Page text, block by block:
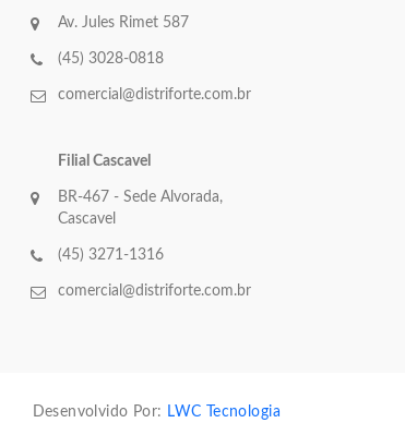
Av. Jules Rimet 587
(45) 3028-0818
comercial@distriforte.com.br
Filial Cascavel
BR-467 - Sede Alvorada,
Cascavel
(45) 3271-1316
comercial@distriforte.com.br
Desenvolvido Por: LWC Tecnologia